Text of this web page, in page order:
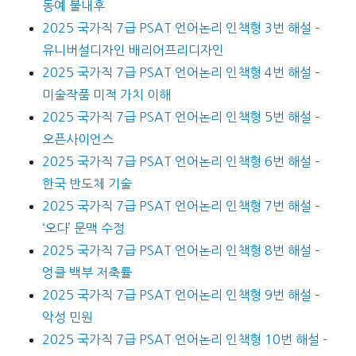
동예 불내후
2025 국가직 7급 PSAT 언어논리 인책형 3번 해설 –
유니버설디자인 배리어프리디자인
2025 국가직 7급 PSAT 언어논리 인책형 4번 해설 –
미술작품 미적 가치 이해
2025 국가직 7급 PSAT 언어논리 인책형 5번 해설 –
오픈사이언스
2025 국가직 7급 PSAT 언어논리 인책형 6번 해설 –
한국 반도체 기술
2025 국가직 7급 PSAT 언어논리 인책형 7번 해설 –
‘오다’ 문맥 수정
2025 국가직 7급 PSAT 언어논리 인책형 8번 해설 –
엉클 백부 저축률
2025 국가직 7급 PSAT 언어논리 인책형 9번 해설 –
악성 민원
2025 국가직 7급 PSAT 언어논리 인책형 10번 해설 –